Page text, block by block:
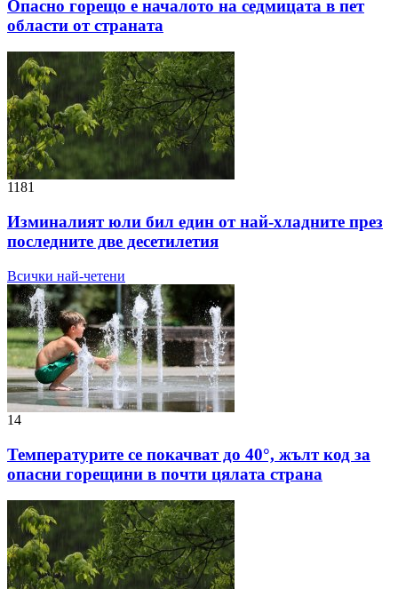
Опасно горещо е началото на седмицата в пет
области от страната
1181
Изминалият юли бил един от най-хладните през
последните две десетилетия
Всички най-четени
14
Температурите се покачват до 40°, жълт код за
опасни горещини в почти цялата страна